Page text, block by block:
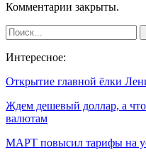
Комментарии закрыты.
Интересное:
Открытие главной ёлки
Ждем дешевый доллар, а
валютам
МАРТ повысил тарифы на